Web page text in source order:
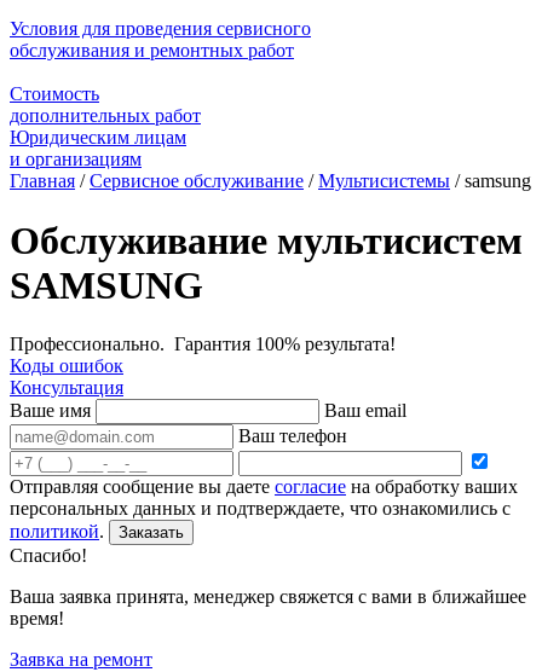
Условия для проведения сервисного
обслуживания и ремонтных работ
Стоимость
дополнительных работ
Юридическим лицам
и организациям
Главная /Сервисное обслуживание /Мультисистемы /samsung
Обслуживание мультисистем
SAMSUNG
Профессионально. Гарантия 100% результата!
Коды ошибок
Консультация
Ваше имя
Ваш email
Ваш телефон
Отправляя сообщение вы даете согласие на обработку ваших
персональных данных и подтверждаете, что ознакомились с
политикой. Заказать
Спасибо!
Ваша заявка принята, менеджер свяжется с вами в ближайшее
время!
Заявка на ремонт